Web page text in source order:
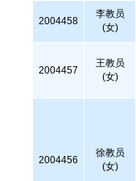
2004458
李教员
(女)
2004457
王教员
(女)
2004456
徐教员
(女)